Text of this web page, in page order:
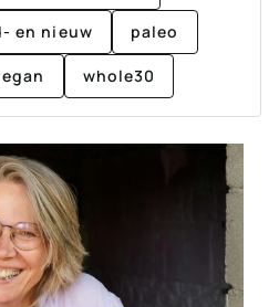
en nieuw paleo
whole30